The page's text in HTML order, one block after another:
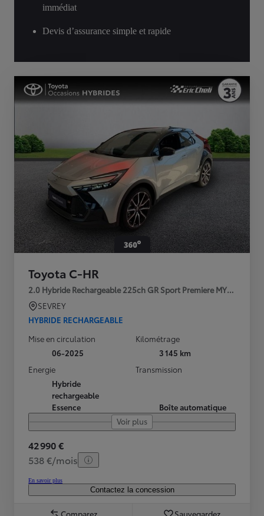
immédiat
Devis d’assurance simple et rapide
Toyota C-HR
2.0 Hybride Rechargeable 225ch GR Sport Premiere MY25
SEVREY
HYBRIDE RECHARGEABLE
Mise en circulation
06-2025
Kilométrage
3 145 km
Energie
Hybride
rechargeable
Essence
Transmission
Boîte automatique
Voir plus
42 990 €
538 €/mois
En savoir plus
Contactez la concession
Comparez Sauvegardez